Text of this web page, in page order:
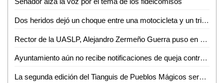
Dos heridos dejó un choque entre una motocicleta y un triciclo
Rector de la UASLP, Alejandro Zermeño Guerra puso en marcha, Primera Jornada Internacional de Ciberseguridad
Ayuntamiento aún no recibe notificaciones de queja contra policías municipales
La segunda edición del Tianguis de Pueblos Mágicos será digital